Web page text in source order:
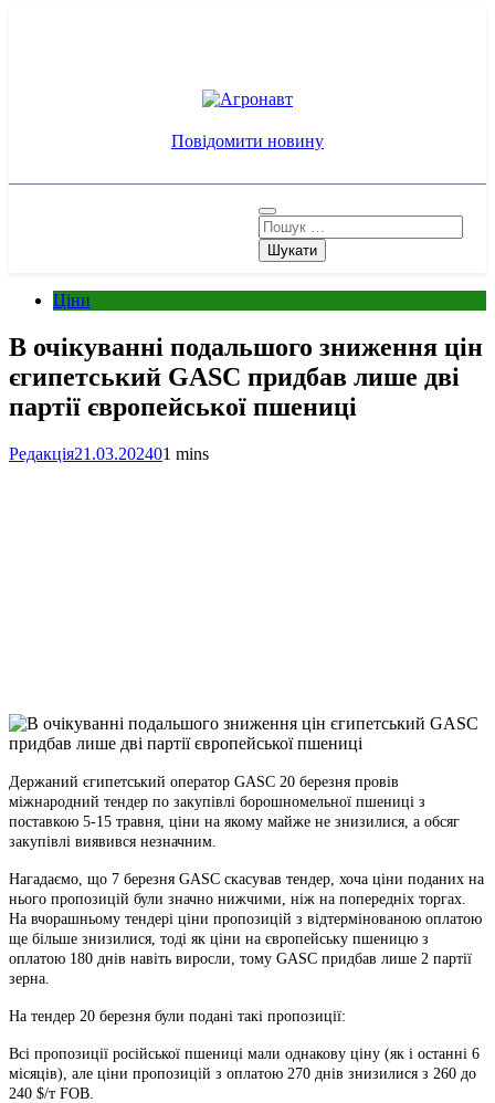
Агронавт
Новини українського агробізнесу
Повідомити новину
Пошук:
Ціни
В очікуванні подальшого зниження цін
єгипетський GASC придбав лише дві
партії європейської пшениці
Редакція21.03.202401 mins
Link
Print
Держаний єгипетський оператор GASC 20 березня провів
міжнародний тендер по закупівлі борошномельної пшениці з
поставкою 5-15 травня, ціни на якому майже не знизилися, а обсяг
закупівлі виявився незначним.
Нагадаємо, що 7 березня GASC скасував тендер, хоча ціни поданих на
нього пропозицій були значно нижчими, ніж на попередніх торгах.
На вчорашньому тендері ціни пропозицій з відтермінованою оплатою
ще більше знизилися, тоді як ціни на європейську пшеницю з
оплатою 180 днів навіть виросли, тому GASC придбав лише 2 партії
зерна.
На тендер 20 березня були подані такі пропозиції:
Всі пропозиції російської пшениці мали однакову ціну (як і останні 6
місяців), але ціни пропозицій з оплатою 270 днів знизилися з 260 до
240 $/т FOB.